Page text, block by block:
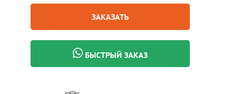
ЗАКАЗАТЬ
БЫСТРЫЙ ЗАКАЗ